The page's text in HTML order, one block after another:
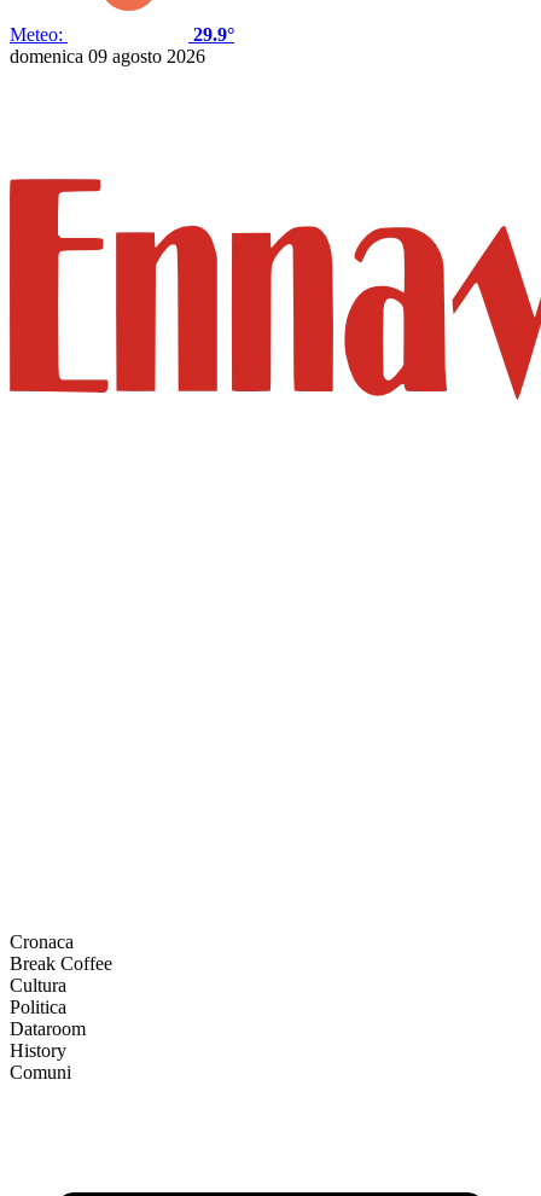
Meteo:
29.9°
domenica 09 agosto 2026
Cronaca
Break Coffee
Cultura
Politica
Dataroom
History
Comuni